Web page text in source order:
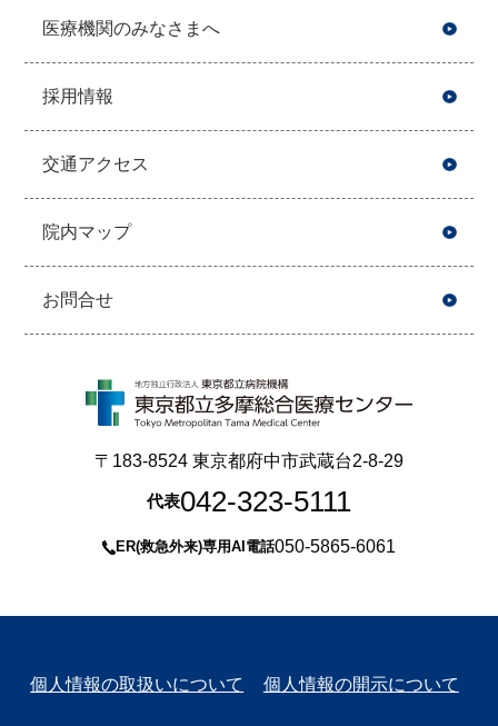
医療機関のみなさまへ
採用情報
交通アクセス
院内マップ
お問合せ
〒183-8524 東京都府中市武蔵台2-8-29
代表042-323-5111
ER(救急外来)専用AI電話050-5865-6061
個人情報の取扱いについて 個人情報の開示について